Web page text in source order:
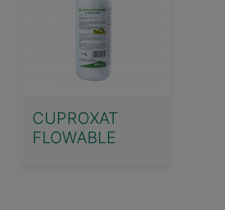
CUPROXAT
FLOWABLE